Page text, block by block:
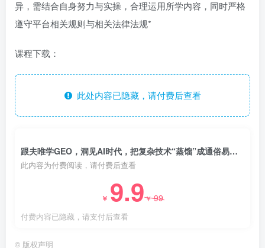
异，需结合自身努力与实操，合理运用所学内容，同时严格
遵守平台相关规则与相关法律法规*
课程下载：
此处内容已隐藏，请付费后查看
跟夫唯学GEO，洞见AI时代，把复杂技术“蒸馏”成通俗易懂的实操方法，一起开启全新的探索征程
此内容为付费阅读，请付费后查看
￥ 9.9￥99
付费内容已隐藏，请支付后查看
© 版权声明